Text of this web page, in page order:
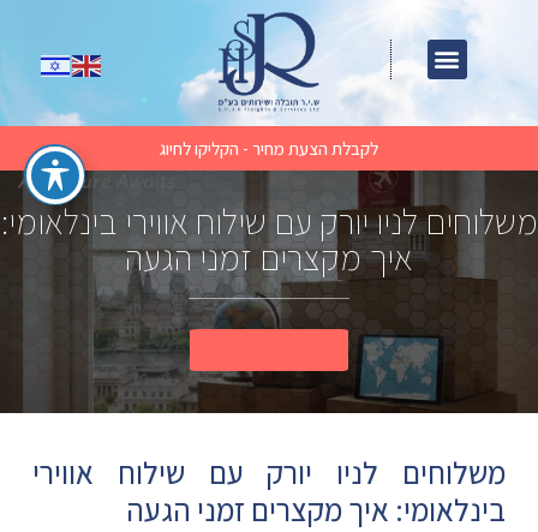
לקבלת הצעת מחיר - הקליקו לחיוג
משלוחים לניו יורק עם שילוח אווירי בינלאומי:
איך מקצרים זמני הגעה
משלוחים לניו יורק עם שילוח אווירי
בינלאומי: איך מקצרים זמני הגעה